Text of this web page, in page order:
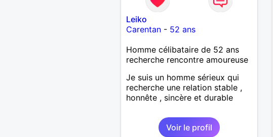
Leiko
Carentan- 52 ans
Homme célibataire de 52 ans
recherche rencontre amoureuse
Je suis un homme sérieux qui
recherche une relation stable ,
honnête , sincère et durable
Voir le profil